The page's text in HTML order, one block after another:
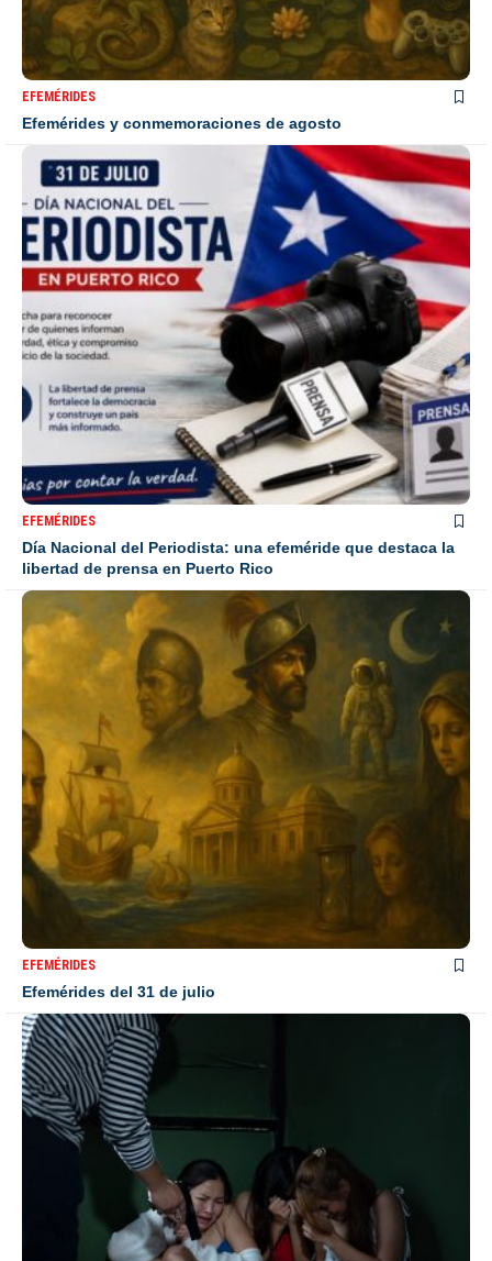
EFEMÉRIDES
Efemérides y conmemoraciones de agosto
EFEMÉRIDES
Día Nacional del Periodista: una efeméride que destaca la
libertad de prensa en Puerto Rico
EFEMÉRIDES
Efemérides del 31 de julio